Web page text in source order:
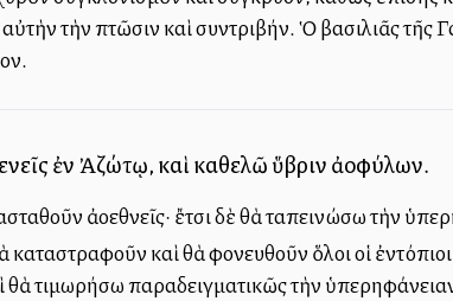
τὴν πτῶσιν καὶ συντριβήν. Ὁ βασιλιᾶς
ἐν Ἀζώτῳ, καὶ καθελῶ ὕβριν ἀλλοφύλων.
ἀλλοεθνεῖς· ἔτσι δὲ θὰ ταπεινώσω τὴν
καταστραφοῦν καὶ θὰ φονευθοῦν ὅλοι οἱ
τιμωρήσω παραδειγματικῶς τὴν